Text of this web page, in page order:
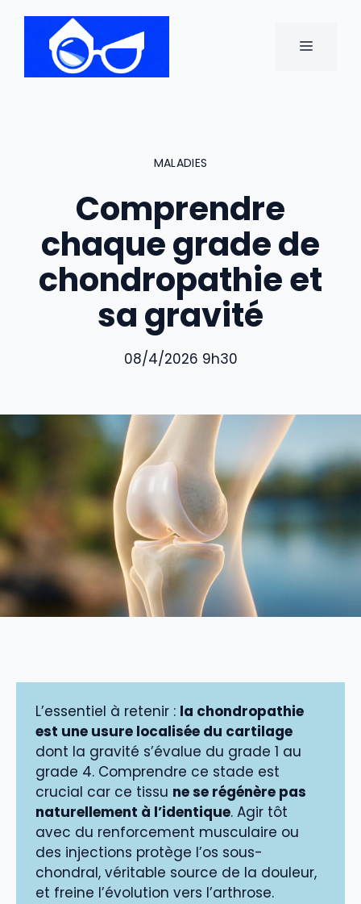
contenu
MENU
MALADIES
Comprendre
chaque grade de
chondropathie et
sa gravité
08/4/2026 9h30
L’essentiel à retenir : la chondropathie
est une usure localisée du cartilage
dont la gravité s’évalue du grade 1 au
grade 4. Comprendre ce stade est
crucial car ce tissu ne se régénère pas
naturellement à l’identique. Agir tôt
avec du renforcement musculaire ou
des injections protège l’os sous-
chondral, véritable source de la douleur,
et freine l’évolution vers l’arthrose.